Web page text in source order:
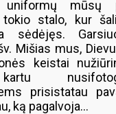
mūsų
tokio stalo, kur
sėdėjęs.
Mišias mus,
keistai
prisistatau
ką pagalvoja…